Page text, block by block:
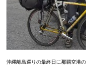
沖縄離島巡りの最終日に那覇空港